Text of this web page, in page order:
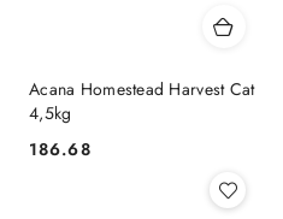
Acana Homestead Harvest Cat
4,5kg
Cena:
186.68